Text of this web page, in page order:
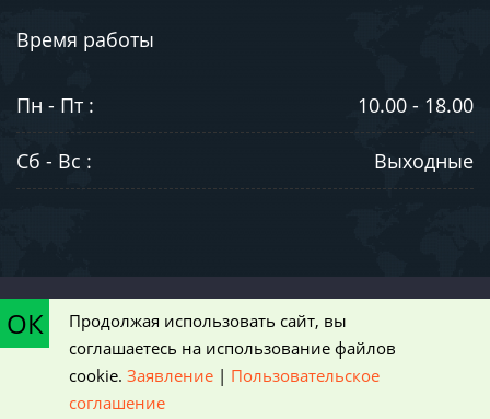
Время работы
Пн - Пт : 10.00 - 18.00
Сб - Вс : Выходные
ознакомительный характер и не является публичной офертой,
определяемой положениями статьи 437 Гражданского кодекса РФ
|
Пользовательское соглашение
ОК
Продолжая использовать сайт, вы
соглашаетесь на использование файлов
cookie. Заявление | Пользовательское
соглашение